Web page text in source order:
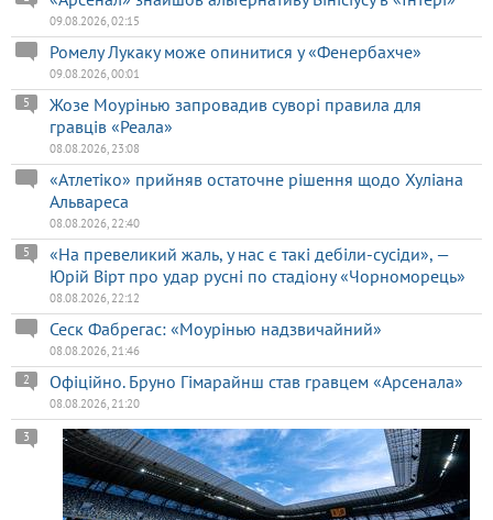
09.08.2026, 02:15
Ромелу Лукаку може опинитися у «Фенербахче»
09.08.2026, 00:01
Жозе Моурінью запровадив суворі правила для
гравців «Реала»
5
08.08.2026, 23:08
«Атлетіко» прийняв остаточне рішення щодо Хуліана
Альвареса
08.08.2026, 22:40
«На превеликий жаль, у нас є такі дебіли-сусіди», —
Юрій Вірт про удар русні по стадіону «Чорноморець»
5
08.08.2026, 22:12
Сеск Фабрегас: «Моурінью надзвичайний»
08.08.2026, 21:46
Офіційно. Бруно Гімарайнш став гравцем «Арсенала»
2
08.08.2026, 21:20
3